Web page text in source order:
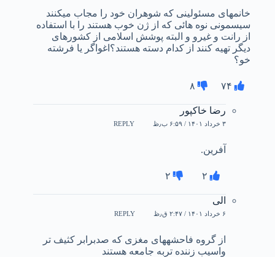
خانمهای مسئولینی که شوهران خود را مجاب میکنند
سیسمونی نوه هائی که از ژن خوب هستند را با استفاده
از رانت و غیرو و البته پوشش اسلامی از کشورهای
دیگر تهیه کنند از کدام دسته هستند؟اغواگر یا فرشته
خو؟
۷۴ ۸
رضا خاکپور
۳ خرداد ۱۴۰۱ / ۶:۵۹ ب٫ظ REPLY
آفرین.
۲ ۲
الی
۶ خرداد ۱۴۰۱ / ۲:۴۷ ق٫ظ REPLY
از گروه فاحشههای مغزی که صدبرابر کثیف تر
واسیب زننده تربه جامعه هستند